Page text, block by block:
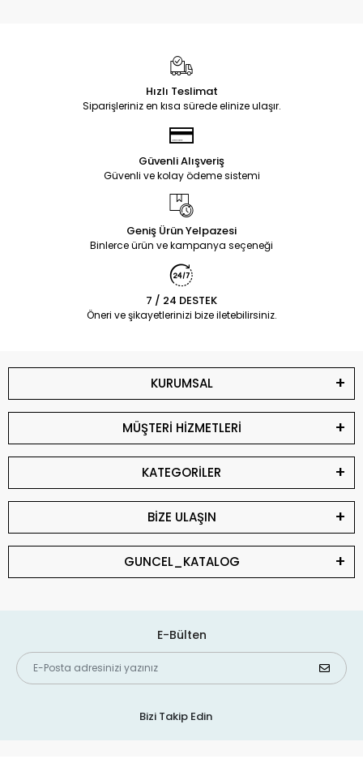
Hızlı Teslimat
Siparişleriniz en kısa sürede elinize ulaşır.
Güvenli Alışveriş
Güvenli ve kolay ödeme sistemi
Geniş Ürün Yelpazesi
Binlerce ürün ve kampanya seçeneği
7 / 24 DESTEK
Öneri ve şikayetlerinizi bize iletebilirsiniz.
KURUMSAL
MÜŞTERİ HİZMETLERİ
KATEGORİLER
BİZE ULAŞIN
GUNCEL_KATALOG
E-Bülten
Bizi Takip Edin